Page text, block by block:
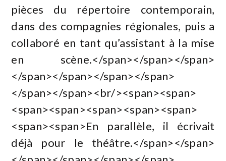
pièces du répertoire contemporain,
dans des compagnies régionales, puis a
collaboré en tant qu’assistant à la mise
en scène.</span></span></span>
</span></span></span></span>
</span></span><br/><span><span>
<span><span><span><span><span>
<span><span>En parallèle, il écrivait
déjà pour le théâtre.</span></span>